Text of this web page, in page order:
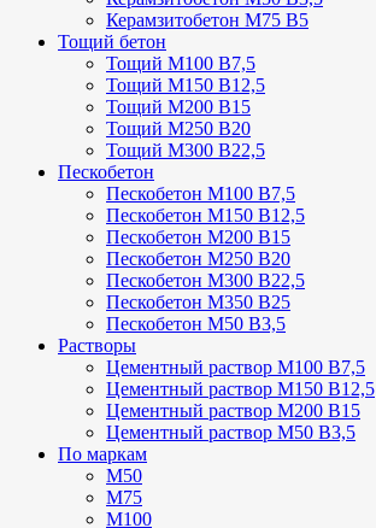
Керамзитобетон М75 В5
Тощий бетон
Тощий М100 В7,5
Тощий М150 В12,5
Тощий М200 В15
Тощий М250 В20
Тощий М300 В22,5
Пескобетон
Пескобетон М100 В7,5
Пескобетон М150 В12,5
Пескобетон М200 В15
Пескобетон М250 В20
Пескобетон М300 В22,5
Пескобетон М350 В25
Пескобетон М50 В3,5
Растворы
Цементный раствор М100 В7,5
Цементный раствор М150 В12,5
Цементный раствор М200 В15
Цементный раствор М50 В3,5
По маркам
М50
М75
М100